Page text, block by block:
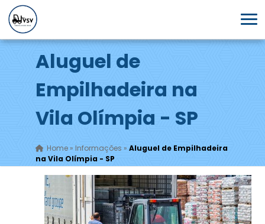
Aluguel de
Empilhadeira na
Vila Olímpia - SP
Home» Informações » Aluguel de Empilhadeira
na Vila Olímpia - SP